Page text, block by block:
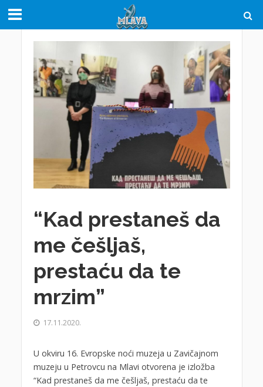
“Kad prestaneš da
me češljaš,
prestaću da te
mrzim”
17.11.2020.
U okviru 16. Evropske noći muzeja u Zavičajnom
muzeju u Petrovcu na Mlavi otvorena je izložba
“Kad prestaneš da me češljaš, prestaću da te